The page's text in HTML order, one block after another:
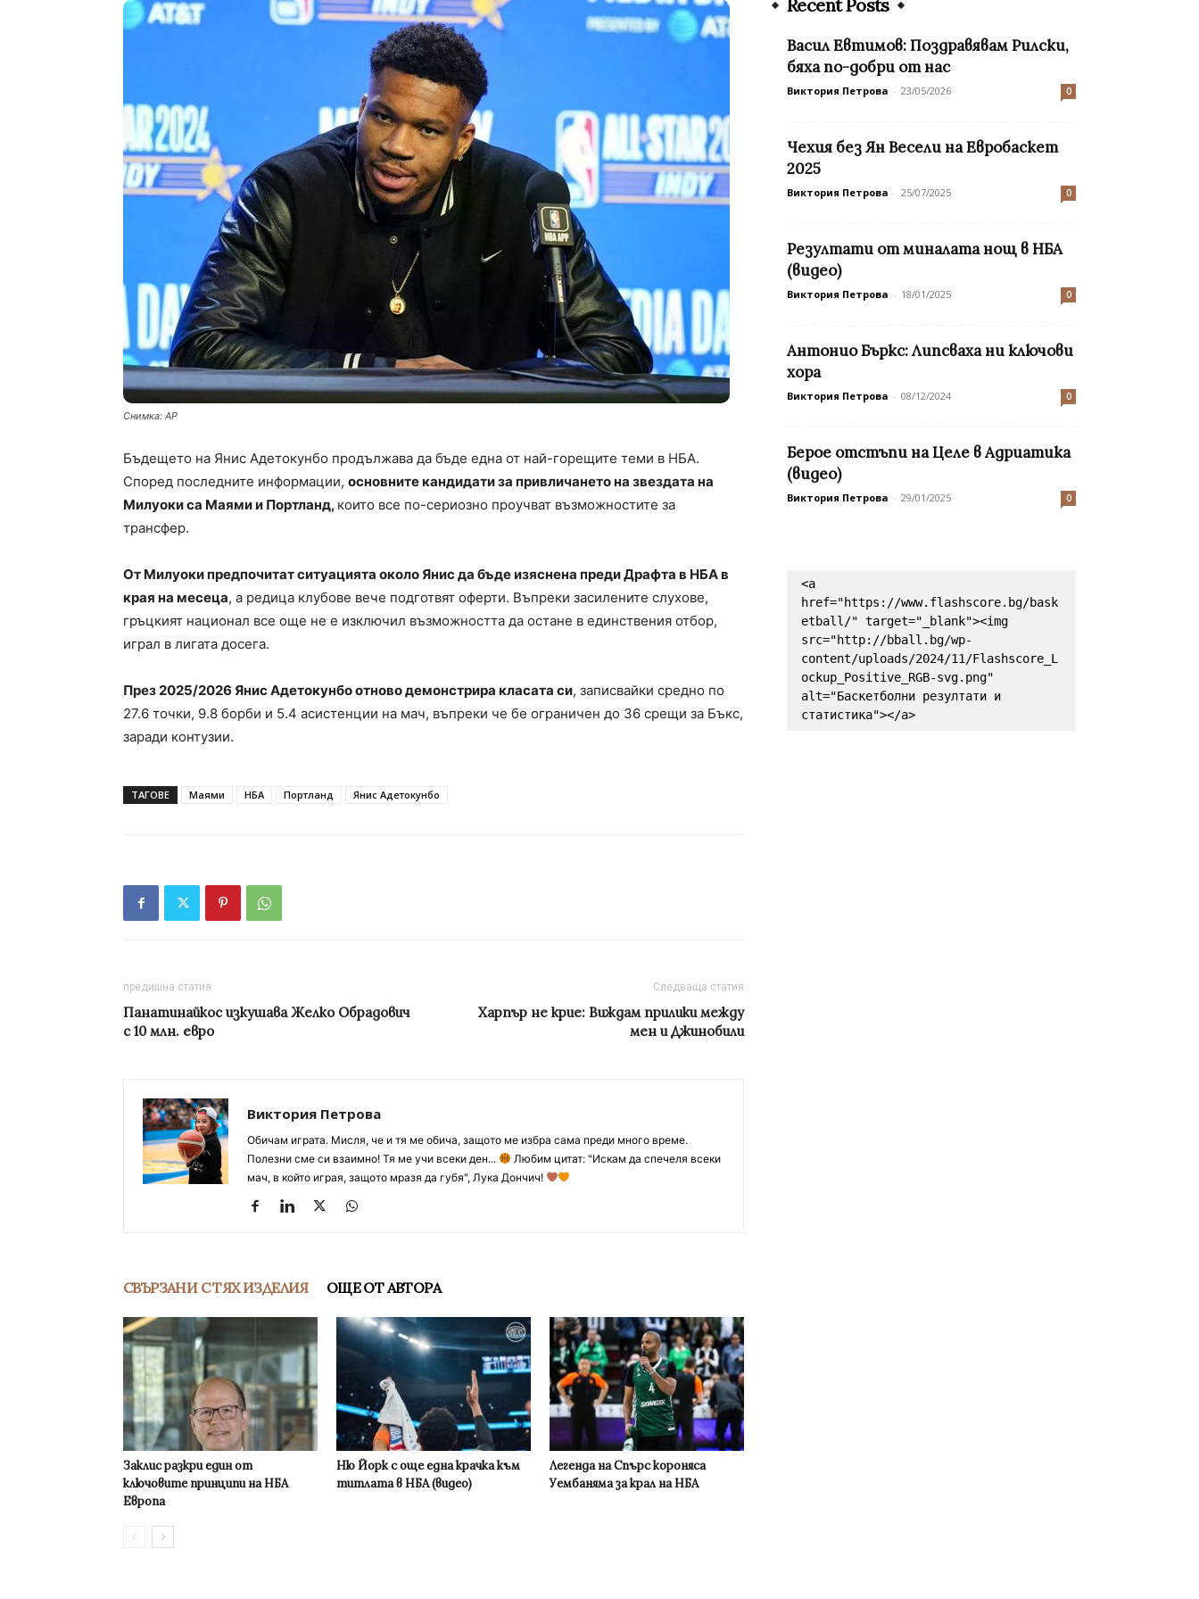
Снимка: AP
Бъдещето на Янис Адетокунбо продължава да бъде една от най-горещите теми в НБА.
Според последните информации, основните кандидати за привличането на звездата на
Милуоки са Маями и Портланд, които все по-сериозно проучват възможностите за
трансфер.
От Милуоки предпочитат ситуацията около Янис да бъде изяснена преди Драфта в НБА в
края на месеца, а редица клубове вече подготвят оферти. Въпреки засилените слухове,
гръцкият национал все още не е изключил възможността да остане в единствения отбор,
играл в лигата досега.
През 2025/2026 Янис Адетокунбо отново демонстрира класата си, записвайки средно по
27.6 точки, 9.8 борби и 5.4 асистенции на мач, въпреки че бе ограничен до 36 срещи за Бъкс,
заради контузии.
ТАГОВЕ Маями НБА Портланд Янис Адетокунбо
предишна статия
Панатинайкос изкушава Желко Обрадович
с 10 млн. евро
Следваща статия
Харпър не крие: Виждам прилики между
мен и Джинобили
Виктория Петрова
Обичам играта. Мисля, че и тя ме обича, защото ме избра сама преди много време.
Полезни сме си взаимно! Тя ме учи всеки ден...
Любим цитат: "Искам да спечеля всеки
мач, в който играя, защото мразя да губя", Лука Дончич!
СВЪРЗАНИ С ТЯХ ИЗДЕЛИЯ ОЩЕ ОТ АВТОРА
Заклис разкри един от
ключовите принципи на НБА
Европа
Ню Йорк с още една крачка към
титлата в НБА (видео)
Легенда на Спърс короняса
Уембаняма за крал на НБА
Recent Posts
Васил Евтимов: Поздравявам Рилски,
бяха по-добри от нас
Виктория Петрова - 23/05/2026 0
Чехия без Ян Весели на Евробаскет
2025
Виктория Петрова - 25/07/2025 0
Резултати от миналата нощ в НБА
(видео)
Виктория Петрова - 18/01/2025 0
Антонио Бъркс: Липсваха ни ключови
хора
Виктория Петрова - 08/12/2024 0
Берое отстъпи на Целе в Адриатика
(видео)
Виктория Петрова - 29/01/2025 0
<a
href="https://www.flashscore.bg/bask
etball/" target="_blank"><img
src="http://bball.bg/wp-
content/uploads/2024/11/Flashscore_L
ockup_Positive_RGB-svg.png"
alt="Баскетболни резултати и
статистика"></a>